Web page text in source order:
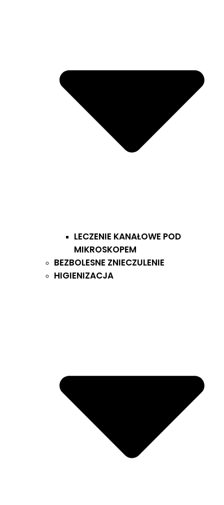
LECZENIE KANAŁOWE POD
MIKROSKOPEM
BEZBOLESNE ZNIECZULENIE
HIGIENIZACJA